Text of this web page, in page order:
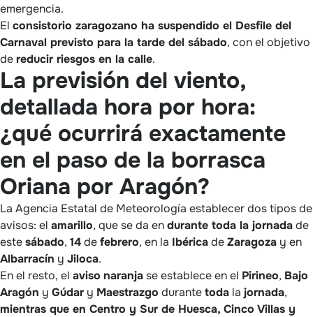
emergencia.
El consistorio zaragozano ha suspendido el Desfile del
Carnaval previsto para la tarde del sábado, con el objetivo
dereducir riesgos en la calle.
La previsión del viento,
detallada hora por hora:
¿qué ocurrirá exactamente
en el paso de la borrasca
Oriana por Aragón?
La Agencia Estatal de Meteorología establecer dos tipos de
avisos: el amarillo, que se da endurante toda la jornadade
estesábado, 14defebrero, en la IbéricadeZaragoza y en
Albarracín y Jiloca.
En el resto, el aviso naranja se establece en el Pirineo, Bajo
Aragón y Gúdary Maestrazgo durantetoda la jornada,
mientras que en Centro y Sur de Huesca, Cinco Villas y